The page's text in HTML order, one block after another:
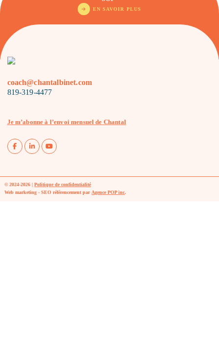
EN SAVOIR PLUS
coach@chantalbinet.com
819-319-4477
Je m’abonne à l’envoi mensuel de Chantal
© 2024-2026 |Politique de confidentialité
Web marketing - SEO référencement par Agence POP inc.